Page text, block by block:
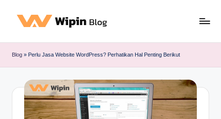
Blog » Perlu Jasa Website WordPress? Perhatikan Hal Penting Berikut